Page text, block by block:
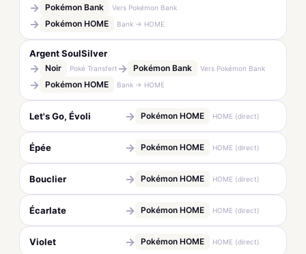
→ Pokémon Bank Vers Pokémon Bank
→ Pokémon HOME Bank → HOME
Argent SoulSilver
→ Noir Poké Transfert → Pokémon Bank Vers Pokémon Bank
→ Pokémon HOME Bank → HOME
Let's Go, Évoli → Pokémon HOME HOME (direct)
Épée → Pokémon HOME HOME (direct)
Bouclier → Pokémon HOME HOME (direct)
Écarlate → Pokémon HOME HOME (direct)
Violet → Pokémon HOME HOME (direct)